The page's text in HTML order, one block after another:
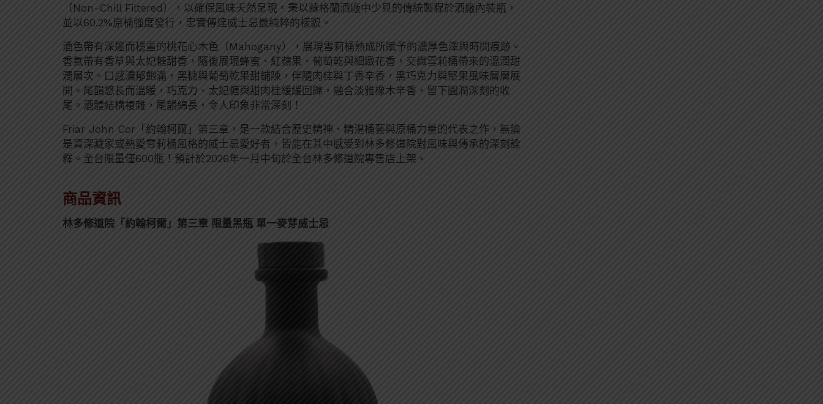
（Non-Chill Filtered），以確保風味天然呈現。秉以蘇格蘭酒廠中少見的傳統製程於酒廠內裝瓶，
並以60.2%原桶強度發行，忠實傳達威士忌最純粹的樣貌。
酒色帶有深邃而穩重的桃花心木色（Mahogany），展現雪莉桶熟成所賦予的濃厚色澤與時間痕跡。
香氣帶有香草與太妃糖甜香，隨後展現蜂蜜、紅蘋果、葡萄乾與細緻花香，交織雪莉桶帶來的溫潤甜
潤層次。口感濃郁飽滿，黑糖與葡萄乾果甜鋪陳，伴隨肉桂與丁香辛香，黑巧克力與堅果風味層層展
開。尾韻悠長而溫暖，巧克力、太妃糖與甜肉桂緩緩回歸，融合淡雅橡木辛香，留下圓潤深刻的收
尾。酒體結構複雜，尾韻綿長，令人印象非常深刻！
Friar John Cor「約翰柯爾」第三章，是一款結合歷史精神、精湛桶藝與原桶力量的代表之作，無論
是資深藏家或熱愛雪莉桶風格的威士忌愛好者，皆能在其中感受到林多修道院對風味與傳承的深刻詮
釋。全台限量僅600瓶！預計於2026年一月中旬於全台林多修道院專售店上架。
商品資訊
林多修道院「約翰柯爾」第三章 限量黑瓶 單一麥芽威士忌